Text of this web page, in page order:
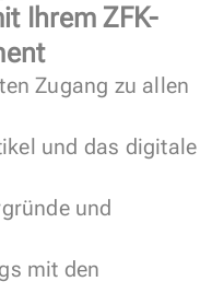
Ihrem ZFK-
Zugang zu allen
und das digitale
und
mit den